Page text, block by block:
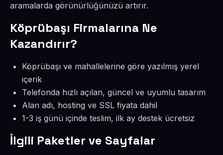
aramalarda görünürlüğünüzü artırır.
Köprübaşı Firmalarına Ne
Kazandırır?
Köprübaşı ve mahallelerine göre yazılmış yerel
içerik
Telefonda hızlı açılan, güncel ve uyumlu tasarım
Alan adı, hosting ve SSL fiyata dahil
1-3 iş günü içinde teslim, ilk ay destek ücretsiz
İlgili Paketler ve Sayfalar